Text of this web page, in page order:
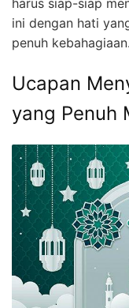
harus siap-siap
ini dengan hati
penuh kebahagiaan.
Ucapan
yang Penuh